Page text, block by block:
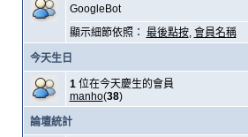
GoogleBot
顯示細節依照： 最後點按, 會員名稱
今天生日
1位在今天慶生的會員
manho(38)
論壇統計